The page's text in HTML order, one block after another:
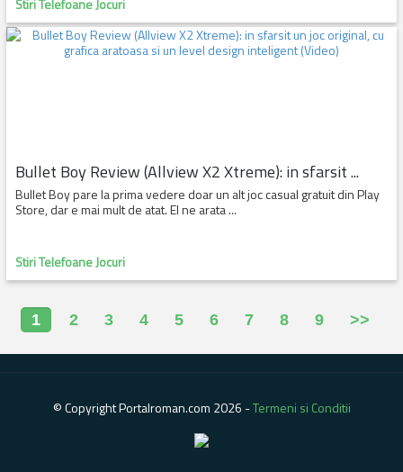
Stiri Telefoane Jocuri
Bullet Boy Review (Allview X2 Xtreme): in sfarsit ...
Bullet Boy pare la prima vedere doar un alt joc casual gratuit din Play
Store, dar e mai mult de atat. El ne arata ...
Stiri Telefoane Jocuri
1 2 3 4 5 6 7 8 9 >>
© Copyright Portalroman.com 2026 -Termeni si Conditii